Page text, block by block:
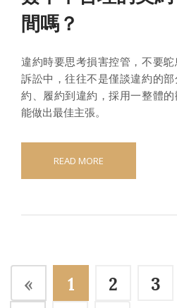
間嗎？
違約時要思考損害控管，不要
訴訟中，往往不是僅談違約的
約、履約到違約，採用一整體
能做出最佳主張。
READ MORE
« 1 2 3